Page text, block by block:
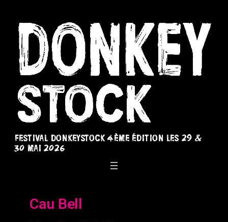
Festival Donkeystock 4ème édition les 29 &
30 Mai 2026
Cau Bell